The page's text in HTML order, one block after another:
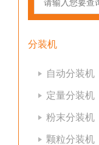
分装机
自动分装机
定量分装机
粉末分装机
颗粒分装机